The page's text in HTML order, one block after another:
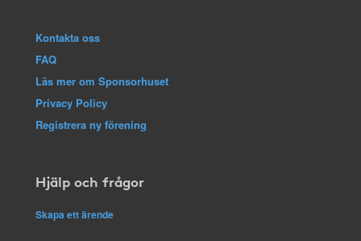
Kontakta oss
FAQ
Läs mer om Sponsorhuset
Privacy Policy
Registrera ny förening
Hjälp och frågor
Skapa ett ärende